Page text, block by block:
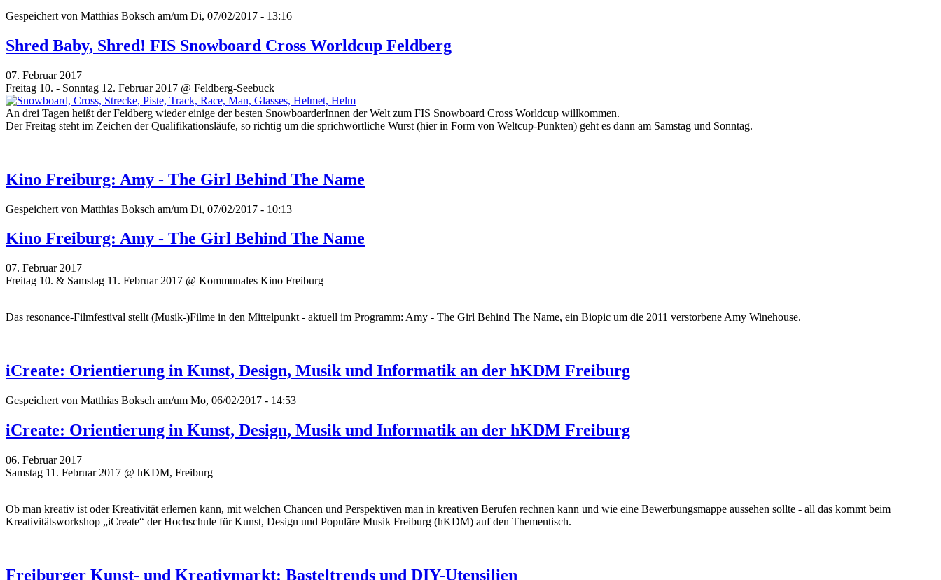
Gespeichert von Matthias Boksch am/um Di, 07/02/2017 - 13:16
Shred Baby, Shred! FIS Snowboard Cross Worldcup Feldberg
07. Februar 2017
Freitag 10. - Sonntag 12. Februar 2017 @ Feldberg-Seebuck
An drei Tagen heißt der Feldberg wieder einige der besten SnowboarderInnen der Welt zum FIS Snowboard Cross Worldcup willkommen.
Der Freitag steht im Zeichen der Qualifikationsläufe, so richtig um die sprichwörtliche Wurst (hier in Form von Weltcup-Punkten) geht es dann am Samstag und Sonntag.
Kino Freiburg: Amy - The Girl Behind The Name
Gespeichert von Matthias Boksch am/um Di, 07/02/2017 - 10:13
Kino Freiburg: Amy - The Girl Behind The Name
07. Februar 2017
Freitag 10. & Samstag 11. Februar 2017 @ Kommunales Kino Freiburg
Das resonance-Filmfestival stellt (Musik-)Filme in den Mittelpunkt - aktuell im Programm: Amy - The Girl Behind The Name, ein Biopic um die 2011 verstorbene Amy Winehouse.
iCreate: Orientierung in Kunst, Design, Musik und Informatik an der hKDM Freiburg
Gespeichert von Matthias Boksch am/um Mo, 06/02/2017 - 14:53
iCreate: Orientierung in Kunst, Design, Musik und Informatik an der hKDM Freiburg
06. Februar 2017
Samstag 11. Februar 2017 @ hKDM, Freiburg
Ob man kreativ ist oder Kreativität erlernen kann, mit welchen Chancen und Perspektiven man in kreativen Berufen rechnen kann und wie eine Bewerbungsmappe aussehen sollte - all das kommt beim
Kreativitätsworkshop „iCreate“ der Hochschule für Kunst, Design und Populäre Musik Freiburg (hKDM) auf den Thementisch.
Freiburger Kunst- und Kreativmarkt: Basteltrends und DIY-Utensilien